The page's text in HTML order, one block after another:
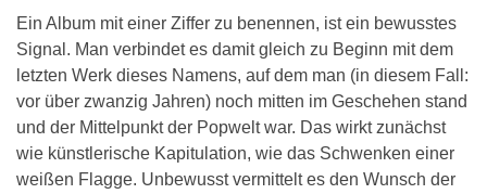
Ein Album mit einer Ziffer zu benennen, ist ein bewusstes
Signal. Man verbindet es damit gleich zu Beginn mit dem
letzten Werk dieses Namens, auf dem man (in diesem Fall:
vor über zwanzig Jahren) noch mitten im Geschehen stand
und der Mittelpunkt der Popwelt war. Das wirkt zunächst
wie künstlerische Kapitulation, wie das Schwenken einer
weißen Flagge. Unbewusst vermittelt es den Wunsch der